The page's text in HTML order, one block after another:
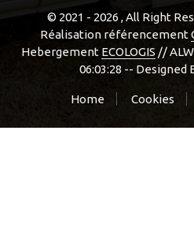
© 2021 - 2026 , All Right
Réalisation référencement
Hebergement ECOLOGIS //
06:03:28 -- Designed
Home Cookies